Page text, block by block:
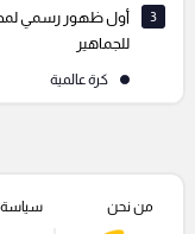
3
أول ظهور رسمي
للجماهير
كرة عالمية
من نحن سياسة